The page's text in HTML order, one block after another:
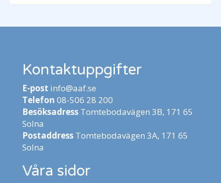
Kontaktuppgifter
E-post info@aaf.se
Telefon 08-506 28 200
Besöksadress Tomtebodavägen 3B, 171 65
Solna
Postaddress Tomtebodavägen 3A, 171 65
Solna
Våra sidor